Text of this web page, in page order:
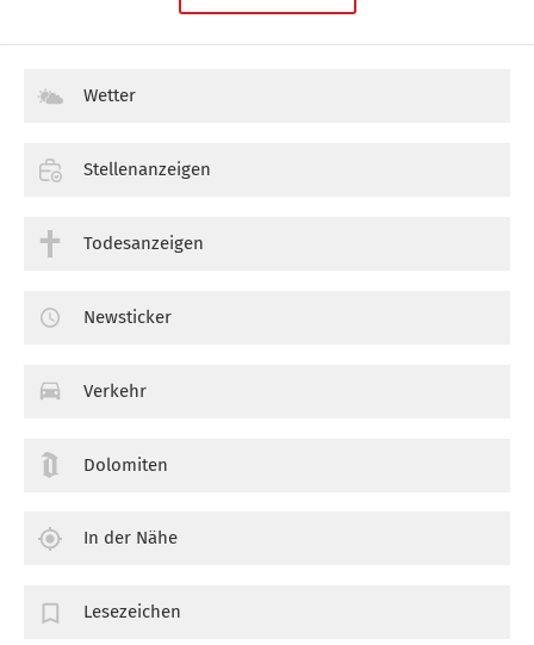
Wetter
Stellenanzeigen
Todesanzeigen
Newsticker
Verkehr
Dolomiten
In der Nähe
Lesezeichen